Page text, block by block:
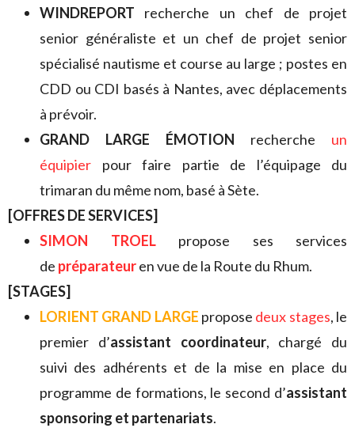
WINDREPORT recherche un chef de projet
senior généraliste et un chef de projet senior
spécialisé nautisme et course au large ; postes en
CDD ou CDI basés à Nantes, avec déplacements
à prévoir.
GRAND LARGE ÉMOTION recherche un
équipier pour faire partie de l’équipage du
trimaran du même nom, basé à Sète.
[OFFRES DE SERVICES]
SIMON TROEL
propose ses services
de préparateuren vue de la Route du Rhum.
[STAGES]
LORIENT GRAND LARGE propose deux stages, le
premier d’assistant coordinateur, chargé du
suivi des adhérents et de la mise en place du
programme de formations, le second d’assistant
sponsoring et partenariats.